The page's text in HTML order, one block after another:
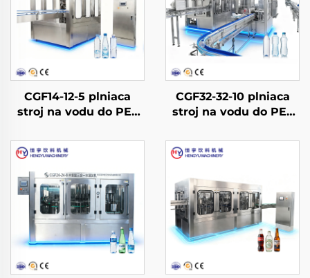
CGF14-12-5 plniaca
stroj na vodu do PET
CGF32-32-10 plniaca
stroj na vodu do PET